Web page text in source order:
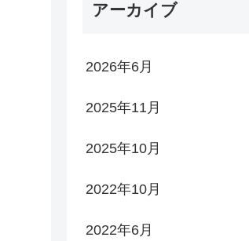
アーカイブ
2026年6月
2025年11月
2025年10月
2022年10月
2022年6月